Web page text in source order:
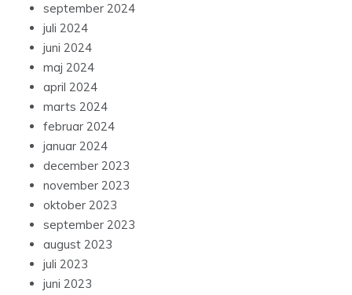
september 2024
juli 2024
juni 2024
maj 2024
april 2024
marts 2024
februar 2024
januar 2024
december 2023
november 2023
oktober 2023
september 2023
august 2023
juli 2023
juni 2023